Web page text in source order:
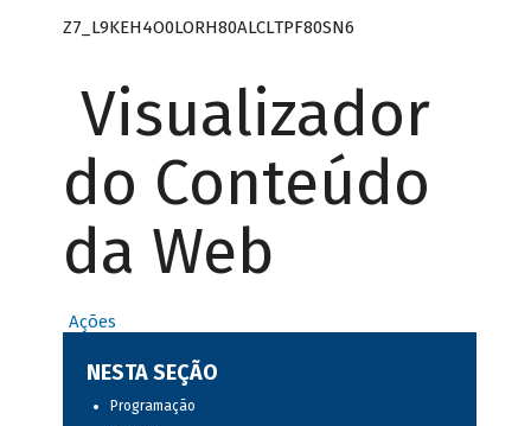
Z7_L9KEH4O0LORH80ALCLTPF80SN6
Visualizador
do Conteúdo
da Web
Ações
NESTA SEÇÃO
Programação